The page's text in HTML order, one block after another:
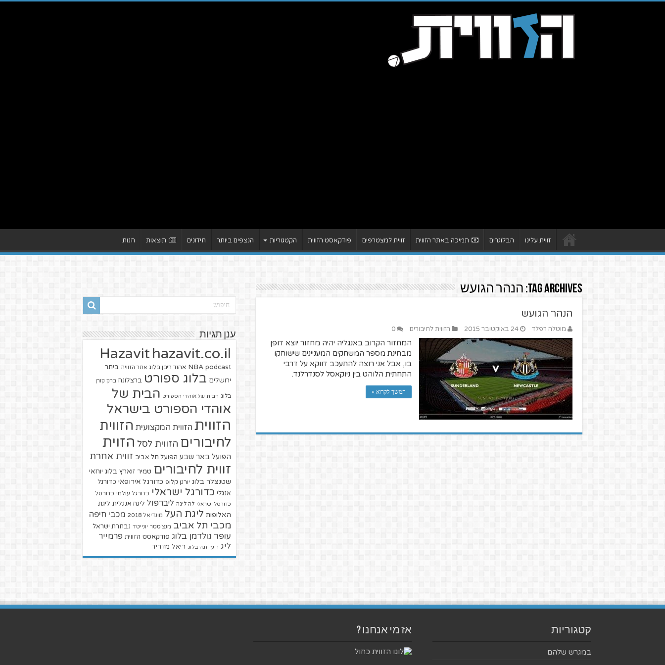
זווית עלינו הבלוגרים תמיכה באתר הזווית זווית למצטרפים פודקאסט הזווית הקטגוריות הנצפים ביותר חידונים תוצאות חנות
Tag Archives: הנהר הגועש
הנהר הגועש
מוטלה רפלד 24 באוקטובר 2015 הזווית לחיבורים 0
המחזור הקרוב באנגליה יהיה מחזור יוצא דופן
מבחינת מספר המשחקים המעניינים שישוחקו
בו, אבל אני רוצה להתעכב דווקא על דרבי
התחתית הלוהט בין ניוקאסל לסנדרלנד.
המשך לקרוא »
ענן תגיות
Hazavit hazavit.co.il
NBA podcast אהוד ריבן בלוג אתר הזווית ביתר
ירושלים בלוג ספורט ברצלונה ברק קורן
בלוג הבית של אוהדי הספורט הבית של
אוהדי הספורט בישראל
הזווית הזווית המקצועית הזווית
לחיבורים הזווית לסל הזוית
הפועל באר שבע הפועל תל אביב זווית אחרת
זווית לחיבורים טמיר זוארץ בלוג יוחאי
שטנצלר בלוג יורגן קלופ כדורגל אירופאי כדורגל
אנגלי כדורגל ישראלי כדורגל עולמי כדורסל
כדורסל ישראלי לה ליגה ליברפול ליגה אנגלית ליגת
האלופות ליגת העל מונדיאל 2018 מכבי חיפה
מכבי תל אביב מנצ'סטר יונייטד נבחרת ישראל
עופר גולדמן בלוג פודקאסט הזווית פרמייר
ליג רועי זגה בלוג ריאל מדריד
קטגוריות
במגרש שלהם
אז מי אנחנו ?